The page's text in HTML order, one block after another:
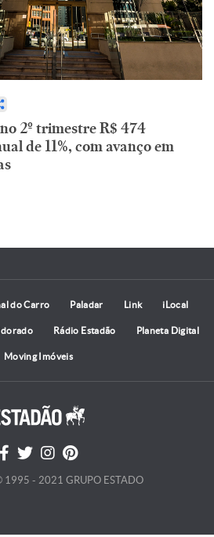
2º trimestre R$ 474
de 11%, com avanço em
do Carro Paladar Link iLocal
Rádio Estadão Planeta Digital
Moving Imóveis
1995 - 2021 GRUPO ESTADO